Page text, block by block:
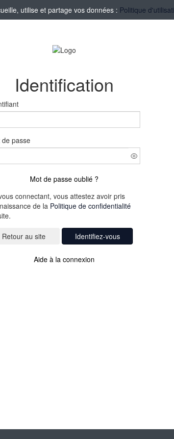
utilise et partage vos données : Politique
Identification
de passe
Mot de passe oublié ?
connectant, vous attestez avoir pris
de la Politique de confidentialité
Identifiez-vous
Aide à la connexion